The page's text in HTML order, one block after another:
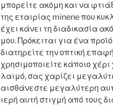
μπορείτε ακόμη και να
της εταιρίας minene που
έχει κάνει τη διαδικασία
μου. Πρόκειται για ένα
διατηρείτε την οπτική
χρησιμοποιείτε κάποιο
λαιμό, σας χαρίζει
αισθάνεστε μεγαλύτερη
ιερή αυτή στιγμή από τους